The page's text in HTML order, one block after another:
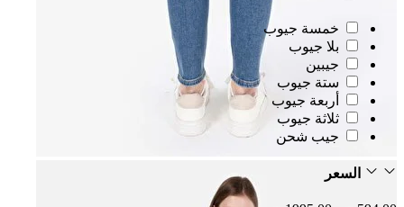
خمسة جيوب
بلا جيوب
جيبين
ستة جيوب
أربعة جيوب
ثلاثة جيوب
جيب شحن
السعر